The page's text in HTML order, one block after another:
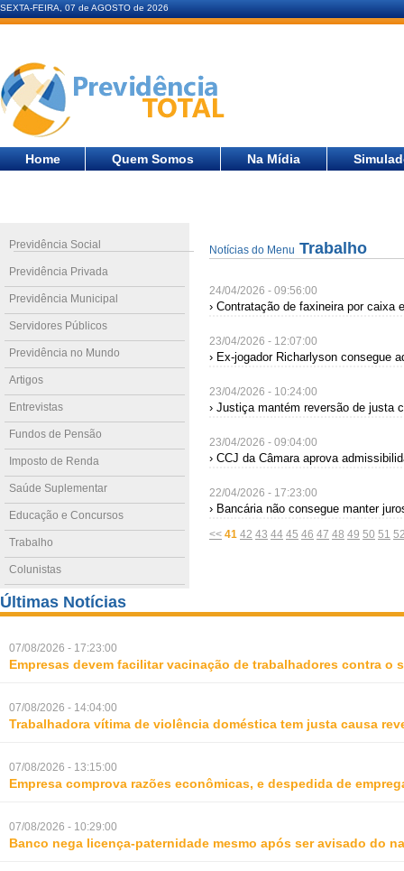
SEXTA-FEIRA, 07 de AGOSTO de 2026
Home Quem Somos Na Mídia
Previdência Social
Previdência Privada
Previdência Municipal
Servidores Públicos
Previdência no Mundo
Artigos
Entrevistas
Fundos de Pensão
Imposto de Renda
Saúde Suplementar
Educação e Concursos
Trabalho
Colunistas
Notícias do Menu Trabalho
24/04/2026 - 09:56:00
› Contratação de faxineira por caixa
23/04/2026 - 12:07:00
› Ex-jogador Richarlyson consegue
23/04/2026 - 10:24:00
› Justiça mantém reversão de justa
23/04/2026 - 09:04:00
› CCJ da Câmara aprova
22/04/2026 - 17:23:00
› Bancária não consegue manter
<< 41 42 43 44 45 46 47 48 49 50 51
Últimas Notícias
07/08/2026 - 17:23:00
Empresas devem facilitar vacinação de trabalhadores contra o
07/08/2026 - 14:04:00
Trabalhadora vítima de violência doméstica tem justa causa
07/08/2026 - 13:15:00
Empresa comprova razões econômicas, e despedida de
07/08/2026 - 10:29:00
Banco nega licença-paternidade mesmo após ser avisado do